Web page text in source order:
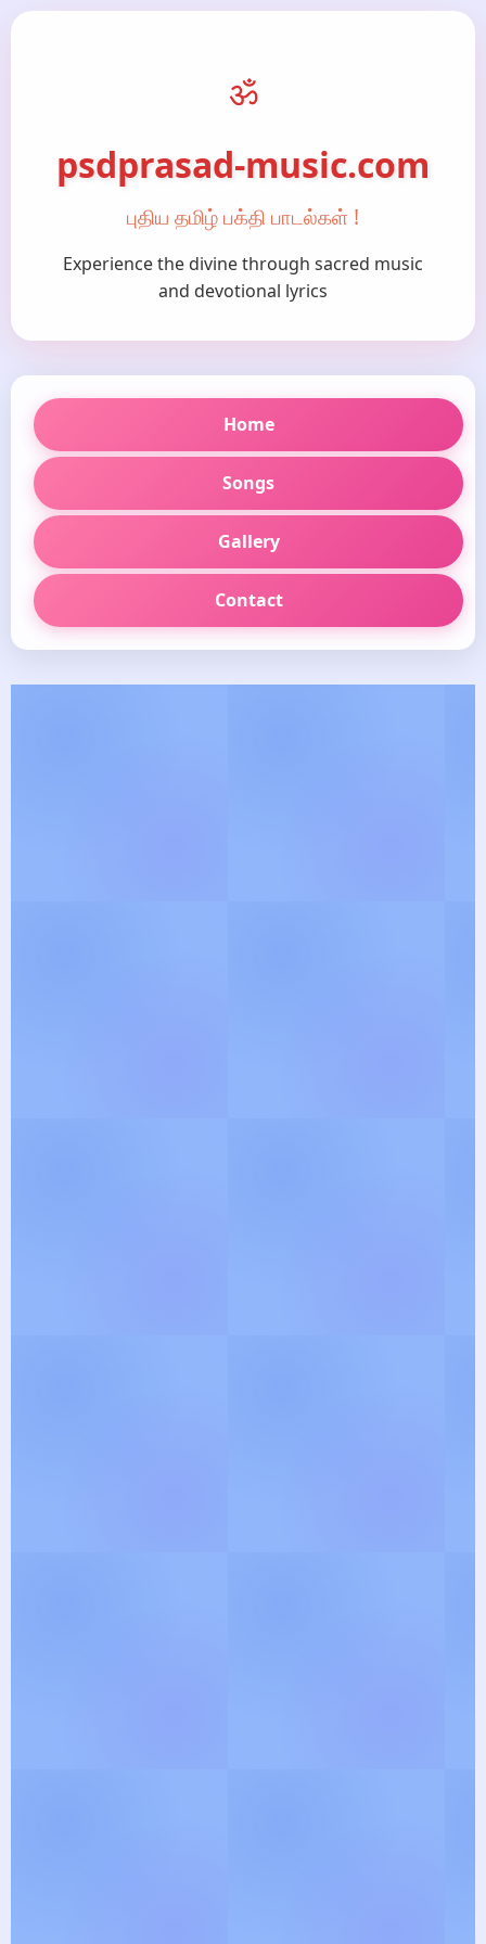
ॐ
psdprasad-music.com
புதிய தமிழ் பக்தி பாடல்கள் !
Experience the divine through sacred music
and devotional lyrics
Home
Songs
Gallery
Contact